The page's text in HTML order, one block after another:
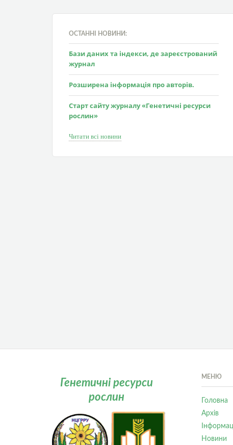
ОСТАННІ НОВИНИ:
Бази даних та індекси, де зареєстрований
журнал
Розширена інформація про авторів.
Старт сайту журналу «Генетичні ресурси
рослин»
Читати всі новини
Генетичні ресурси
рослин
МЕНЮ
Головна
Архів
Новини